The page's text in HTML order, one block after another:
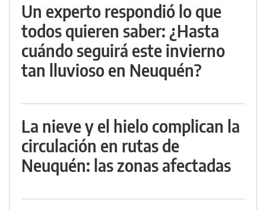
Un experto respondió lo que
todos quieren saber: ¿Hasta
cuándo seguirá este invierno
tan lluvioso en Neuquén?
La nieve y el hielo complican la
circulación en rutas de
Neuquén: las zonas afectadas